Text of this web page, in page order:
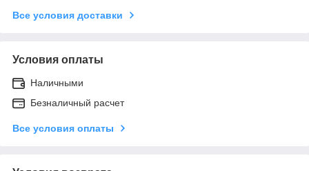
Все условия доставки
Условия оплаты
Наличными
Безналичный расчет
Все условия оплаты